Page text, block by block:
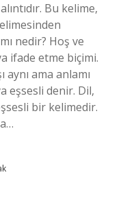
Bu kelime,
nedir? Hoş ve
ifade etme biçimi.
aynı ama anlamı
eşsesli denir. Dil,
bir kelimedir.